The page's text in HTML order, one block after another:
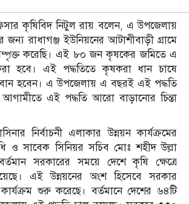
কৃষিবিদ নিটুল রায় বলেন, এ উপজেলায়
রাধাগঞ্জ ইউনিয়নের আটাশীবাড়ী গ্রামে
করেছি। এই ৮০ জন কৃষকের জমিতে এ
হবে। এই পদ্ধতিতে কৃষকরা ধান চাষে
হবেন। এ উপজেলায় এ বছরই এই পদ্ধতি
এই পদ্ধতি আরো বাড়ানোর চিন্তা
নির্বাচনী এলাকার উন্নয়ন কার্যক্রমের
ও সাবেক সিনিয়র সচিব মোঃ শহীদ উল্লা
সরকারের সময়ে দেশে কৃষি ক্ষেত্রে
এই উন্নয়নের অংশ হিসেবে সরকার
শুরু করেছে। বর্তমানে দেশের ৬৪টি